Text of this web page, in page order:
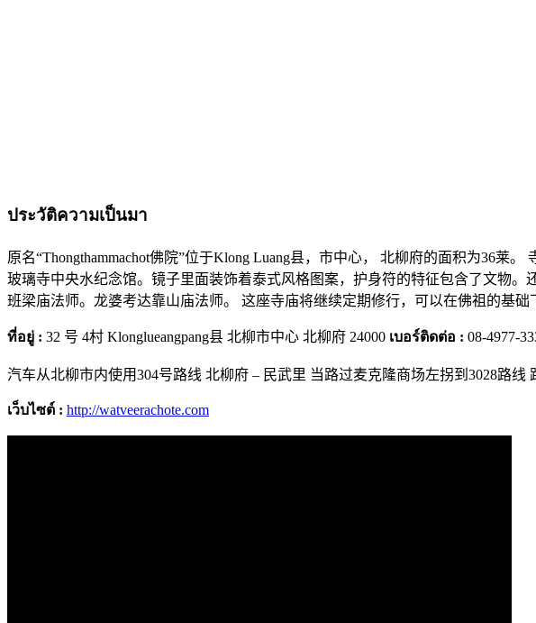
ประวัติความเป็นมา
原名“Thongthammachot佛院”位于Klong Luang县，市中心， 北柳府的面积为36
玻璃寺中央水纪念馆。镜子里面装饰着泰式风格图案，护身符的特征包含了文物
班梁庙法师。龙婆考达靠山庙法师。 这座寺庙将继续定期修行，可以在佛祖的基础
ที่อยู่ : 32 号 4村 Klonglueangpang县 北柳市中心 北柳府 24000 เบอร์ติดต่อ : 08-4977-
汽车从北柳市内使用304号路线 北柳府 – 民武里 当路过麦克隆商场左拐到3028路线
เว็บไซต์ : http://watveerachote.com